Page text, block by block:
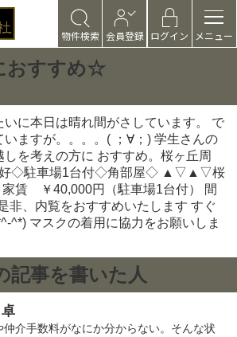
物件検索 会員登録 ログイン メニュー
おすすめ☆
いに本日は晴れ間がさしています。 で
いますが。。。。( ；∀；) 学生さんの
を考えの方に おすすめ。桜ヶ丘周
◇駐車場1台付◇角部屋◇ ▲▽▲▽桜
￥40,000円（駐車場1台付） 間
、内覧をおすすめいたします すぐ
^*) マスクの着用に協力をお願いしま
記事を書いた人
仲介手数料がなにか分からない。そんな状